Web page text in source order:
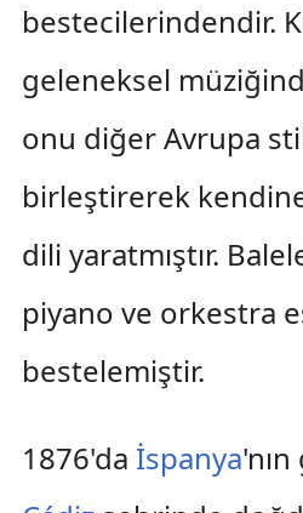
bestecilerindendir.
geleneksel
onu diğer Avrupa
birleştirerek
dili yaratmıştır.
piyano ve orkestra
bestelemiştir.
1876'da İspanya